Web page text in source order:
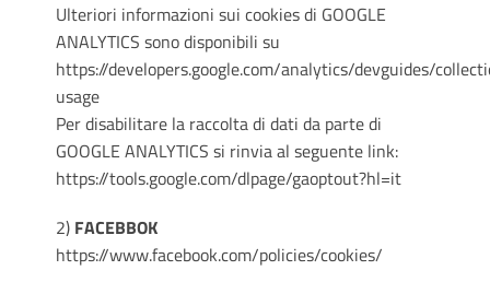
Ulteriori informazioni sui cookies di GOOGLE
ANALYTICS sono disponibili su
https://developers.google.com/analytics/devguides/
usage
Per disabilitare la raccolta di dati da parte di
GOOGLE ANALYTICS si rinvia al seguente link:
https://tools.google.com/dlpage/gaoptout?hl=it
2) FACEBBOK
https://www.facebook.com/policies/cookies/